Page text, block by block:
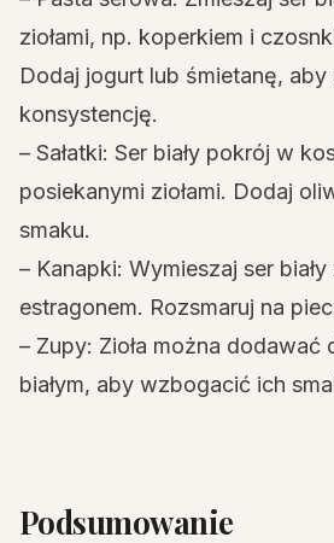
ziołami, np. koperkiem i
Dodaj jogurt lub śmietanę,
konsystencję.
– Sałatki: Ser biały pokrój w
posiekanymi ziołami. Dodaj
smaku.
– Kanapki: Wymieszaj ser
estragonem. Rozsmaruj na
– Zupy: Zioła można dodawać
białym, aby wzbogacić ich
Podsumowanie